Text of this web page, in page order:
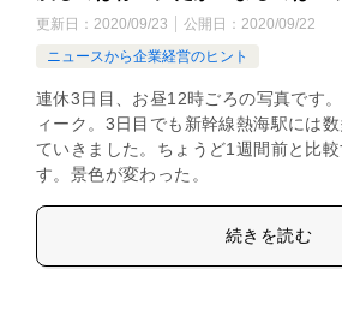
更新日： 2020/09/23 公開日： 2020/09/22
ニュースから企業経営のヒント
連休3日目、お昼12時ごろの写真です
ィーク。3日目でも新幹線熱海駅には
ていきました。ちょうど1週間前と比
す。景色が変わった。
続きを読む